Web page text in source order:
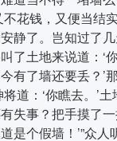
不花钱，又便当结
静了。岂知过了
了土地来说道：‘
有了墙还要丢？’
将道：‘你瞧去。’
失事？把手摸了
是个假墙！’”众